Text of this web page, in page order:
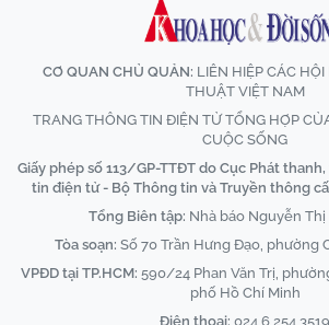
CƠ QUAN CHỦ QUẢN: LIÊN HIỆP CÁC
THUẬT VIỆT NAM
TRANG THÔNG TIN ĐIỆN TỬ TỔNG HỢP
CUỘC SỐNG
Giấy phép số 113/GP-TTĐT do Cục Phát
tin điện tử - Bộ Thông tin và Truyền thông
Tổng Biên tập: Nhà báo Nguyễn
Tòa soạn: Số 70 Trần Hưng Đạo, phường
VPĐD tại TP.HCM: 590/24 Phan Văn Trị,
phố Hồ Chí Minh
Điện thoại: 024 6 254 3519